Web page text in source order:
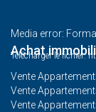
Media error:
Télécharger le
00:00
Achat
Vente
Vente
Vente